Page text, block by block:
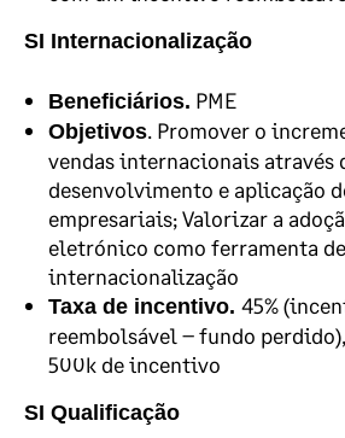
SI Internacionalização
Beneficiários. PME
Objetivos. Promover o
vendas internacionais através
desenvolvimento e aplicação
empresariais; Valorizar a
eletrónico como ferramenta de
internacionalização
Taxa de incentivo. 45%
reembolsável – fundo
500k de incentivo
SI Qualificação